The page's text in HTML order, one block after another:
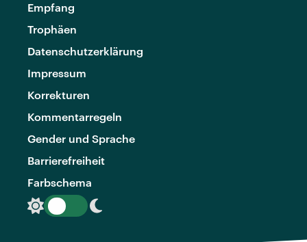
Empfang
Trophäen
Datenschutzerklärung
Impressum
Korrekturen
Kommentarregeln
Gender und Sprache
Barrierefreiheit
Farbschema